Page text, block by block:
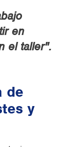
en
el taller".
de
y